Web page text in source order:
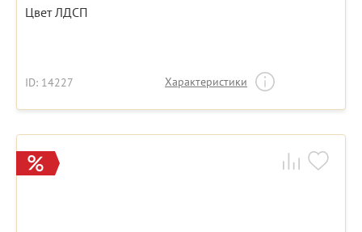
Цвет ЛДСП
ID: 14227 Характеристики